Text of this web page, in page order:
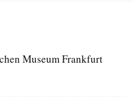
Museum Frankfurt